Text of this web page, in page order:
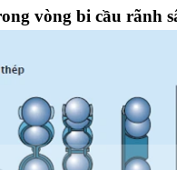
vòng bi cầu rãnh